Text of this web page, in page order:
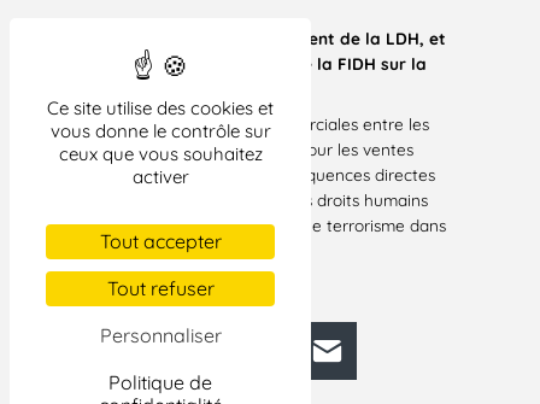
Ce site utilise des cookies et
vous donne le contrôle sur
ceux que vous souhaitez
activer
Tout accepter
Tout refuser
Personnaliser
Politique de
Tribune de Malik Salemkour, président de la LDH, et
Dimitris Christopoulos, président de la FIDH sur la
Rappel des faits. Les relations commerciales entre les
deux pays sont florissantes, surtout pour les ventes
d’armes. Ces dernières ont des conséquences directes
sur la détérioration de la situation des droits humains
en Egypte, à défaut d’avoir éradiqué le terrorisme dans
LIRE LA TRIBUNE
Facebook
BlueskyMastodonLinkedIn